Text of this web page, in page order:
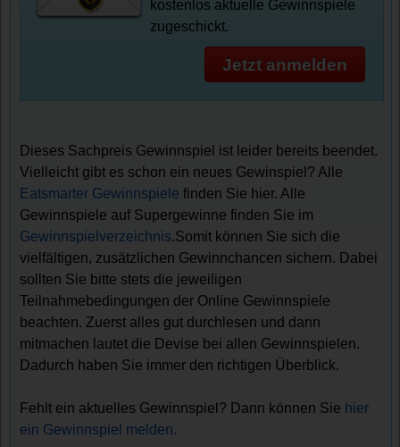
kostenlos aktuelle Gewinnspiele
zugeschickt.
Jetzt anmelden
Dieses Sachpreis Gewinnspiel ist leider bereits beendet.
Vielleicht gibt es schon ein neues Gewinspiel? Alle
Eatsmarter Gewinnspiele finden Sie hier. Alle
Gewinnspiele auf Supergewinne finden Sie im
Gewinnspielverzeichnis.Somit können Sie sich die
vielfältigen, zusätzlichen Gewinnchancen sichern. Dabei
sollten Sie bitte stets die jeweiligen
Teilnahmebedingungen der Online Gewinnspiele
beachten. Zuerst alles gut durchlesen und dann
mitmachen lautet die Devise bei allen Gewinnspielen.
Dadurch haben Sie immer den richtigen Überblick.
Fehlt ein aktuelles Gewinnspiel? Dann können Sie hier
ein Gewinnspiel melden.